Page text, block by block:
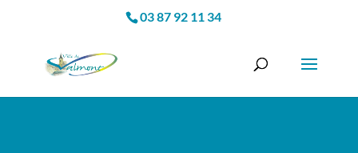
03 87 92 11 34